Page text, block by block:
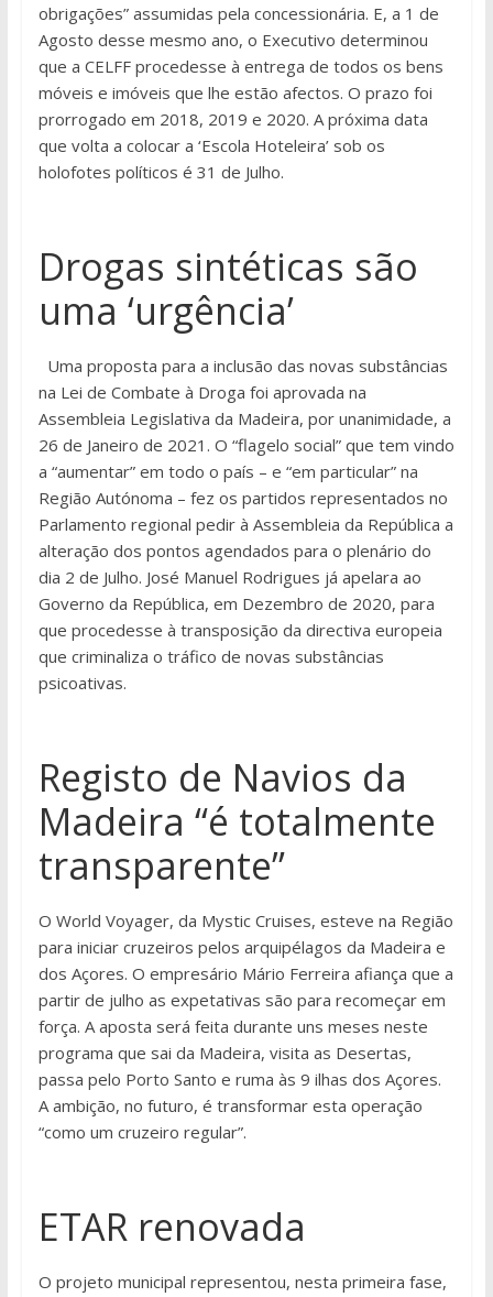
obrigações” assumidas pela concessionária. E, a 1 de
Agosto desse mesmo ano, o Executivo determinou
que a CELFF procedesse à entrega de todos os bens
móveis e imóveis que lhe estão afectos. O prazo foi
prorrogado em 2018, 2019 e 2020. A próxima data
que volta a colocar a ‘Escola Hoteleira’ sob os
holofotes políticos é 31 de Julho.
Drogas sintéticas são
uma ‘urgência’
Uma proposta para a inclusão das novas substâncias
na Lei de Combate à Droga foi aprovada na
Assembleia Legislativa da Madeira, por unanimidade, a
26 de Janeiro de 2021. O “flagelo social” que tem vindo
a “aumentar” em todo o país – e “em particular” na
Região Autónoma – fez os partidos representados no
Parlamento regional pedir à Assembleia da República a
alteração dos pontos agendados para o plenário do
dia 2 de Julho. José Manuel Rodrigues já apelara ao
Governo da República, em Dezembro de 2020, para
que procedesse à transposição da directiva europeia
que criminaliza o tráfico de novas substâncias
psicoativas.
Registo de Navios da
Madeira “é totalmente
transparente”
O World Voyager, da Mystic Cruises, esteve na Região
para iniciar cruzeiros pelos arquipélagos da Madeira e
dos Açores. O empresário Mário Ferreira afiança que a
partir de julho as expetativas são para recomeçar em
força. A aposta será feita durante uns meses neste
programa que sai da Madeira, visita as Desertas,
passa pelo Porto Santo e ruma às 9 ilhas dos Açores.
A ambição, no futuro, é transformar esta operação
“como um cruzeiro regular”.
ETAR renovada
O projeto municipal representou, nesta primeira fase,